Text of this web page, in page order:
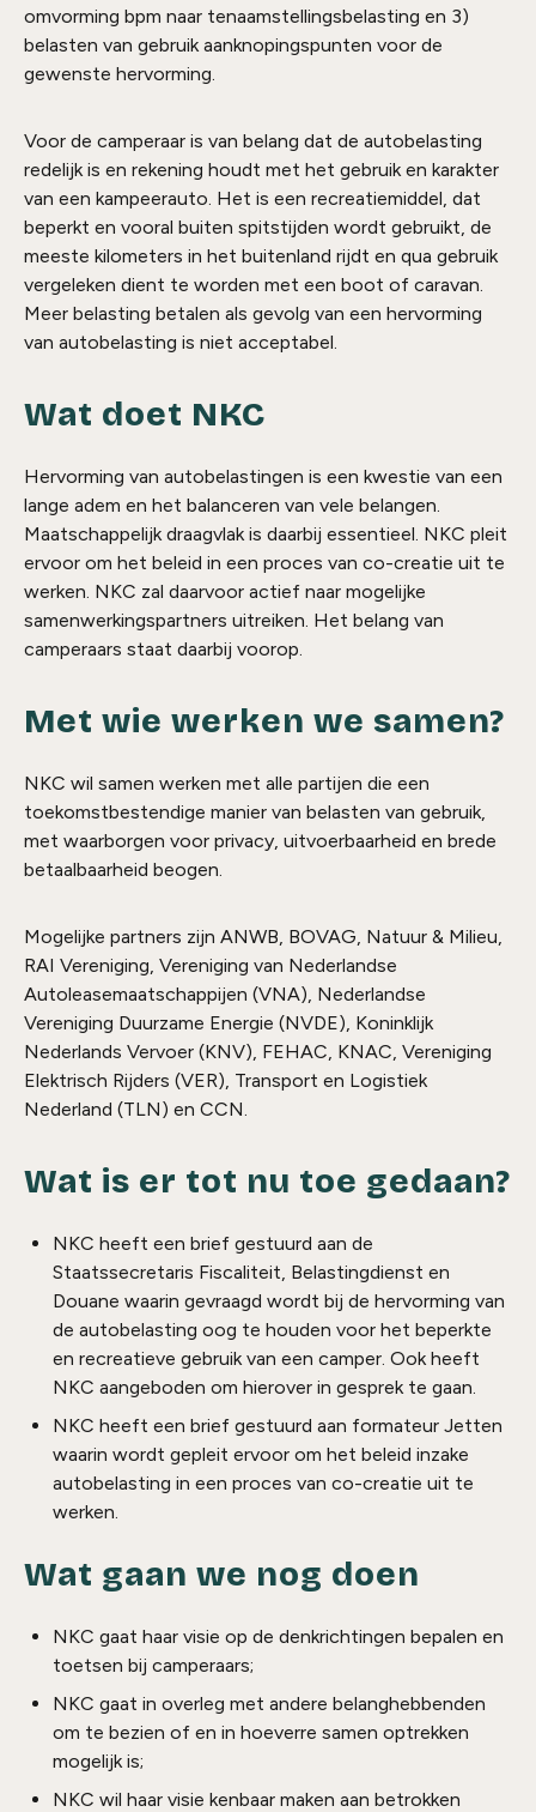
omvorming bpm naar tenaamstellingsbelasting en 3)
belasten van gebruik aanknopingspunten voor de
gewenste hervorming.
Voor de camperaar is van belang dat de autobelasting
redelijk is en rekening houdt met het gebruik en karakter
van een kampeerauto. Het is een recreatiemiddel, dat
beperkt en vooral buiten spitstijden wordt gebruikt, de
meeste kilometers in het buitenland rijdt en qua gebruik
vergeleken dient te worden met een boot of caravan.
Meer belasting betalen als gevolg van een hervorming
van autobelasting is niet acceptabel.
Wat doet NKC
Hervorming van autobelastingen is een kwestie van een
lange adem en het balanceren van vele belangen.
Maatschappelijk draagvlak is daarbij essentieel. NKC pleit
ervoor om het beleid in een proces van co-creatie uit te
werken. NKC zal daarvoor actief naar mogelijke
samenwerkingspartners uitreiken. Het belang van
camperaars staat daarbij voorop.
Met wie werken we samen?
NKC wil samen werken met alle partijen die een
toekomstbestendige manier van belasten van gebruik,
met waarborgen voor privacy, uitvoerbaarheid en brede
betaalbaarheid beogen.
Mogelijke partners zijn ANWB, BOVAG, Natuur & Milieu,
RAI Vereniging, Vereniging van Nederlandse
Autoleasemaatschappijen (VNA), Nederlandse
Vereniging Duurzame Energie (NVDE), Koninklijk
Nederlands Vervoer (KNV), FEHAC, KNAC, Vereniging
Elektrisch Rijders (VER), Transport en Logistiek
Nederland (TLN) en CCN.
Wat is er tot nu toe gedaan?
NKC heeft een brief gestuurd aan de
Staatssecretaris Fiscaliteit, Belastingdienst en
Douane waarin gevraagd wordt bij de hervorming van
de autobelasting oog te houden voor het beperkte
en recreatieve gebruik van een camper. Ook heeft
NKC aangeboden om hierover in gesprek te gaan.
NKC heeft een brief gestuurd aan formateur Jetten
waarin wordt gepleit ervoor om het beleid inzake
autobelasting in een proces van co-creatie uit te
werken.
Wat gaan we nog doen
NKC gaat haar visie op de denkrichtingen bepalen en
toetsen bij camperaars;
NKC gaat in overleg met andere belanghebbenden
om te bezien of en in hoeverre samen optrekken
mogelijk is;
NKC wil haar visie kenbaar maken aan betrokken